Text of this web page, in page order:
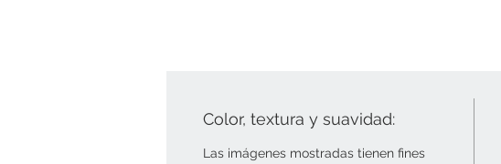
Color, textura y suavidad:
Las imágenes mostradas tienen fines